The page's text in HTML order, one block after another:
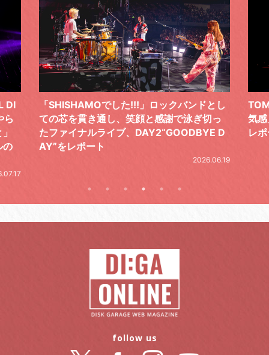
DI
ら
の
「SHISHAMOでした!!!」ロックバンドとし
ての芯を貫き通し、笑顔と感謝で泳ぎ切っ
たファイナルライブ、DAY2“GOODBYE D
AY”をレポート
2026.06.19
気
レ
follow us